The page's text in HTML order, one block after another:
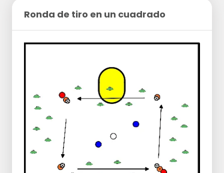
Ronda de tiro en un cuadrado